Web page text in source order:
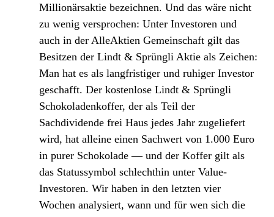
Millionärsaktie bezeichnen. Und das wäre nicht
zu wenig versprochen: Unter Investoren und
auch in der AlleAktien Gemeinschaft gilt das
Besitzen der Lindt & Sprüngli Aktie als Zeichen:
Man hat es als langfristiger und ruhiger Investor
geschafft. Der kostenlose Lindt & Sprüngli
Schokoladenkoffer, der als Teil der
Sachdividende frei Haus jedes Jahr zugeliefert
wird, hat alleine einen Sachwert von 1.000 Euro
in purer Schokolade — und der Koffer gilt als
das Statussymbol schlechthin unter Value-
Investoren. Wir haben in den letzten vier
Wochen analysiert, wann und für wen sich die